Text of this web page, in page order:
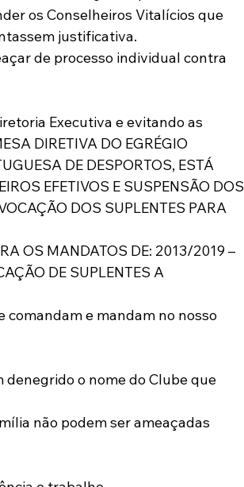
os Conselheiros Vitalícios que
justificativa.
de processo individual contra
Executiva e evitando as
DIRETIVA DO EGRÉGIO
DE DESPORTOS, ESTÁ
EFETIVOS E SUSPENSÃO DOS
DOS SUPLENTES PARA
OS MANDATOS DE: 2013/2019 –
DE SUPLENTES A
e mandam no nosso
o nome do Clube que
não podem ser ameaçadas